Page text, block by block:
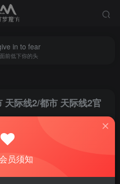
in to fear
前低下你的头
天际线2/都市 天际线2官
员须知